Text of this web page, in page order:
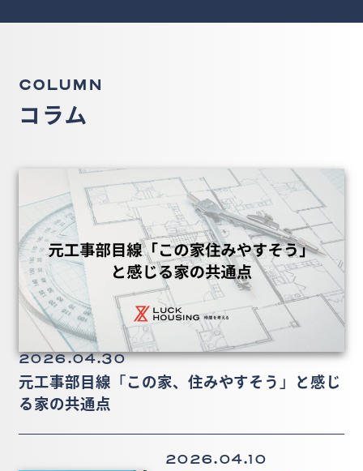
COLUMN
コラム
2026.04.30
元工事部目線「この家、住みやすそう」と感じ
る家の共通点
2026.04.10